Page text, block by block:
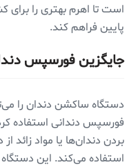
است تا اهرم بهتری را
پایین فراهم کند.
جایگزین فورسپس
دستگاه ساکشن دندان را
فورسپس دندانی استفاده
بردن دندان‌ها یا مواد
استفاده می‌کند. این